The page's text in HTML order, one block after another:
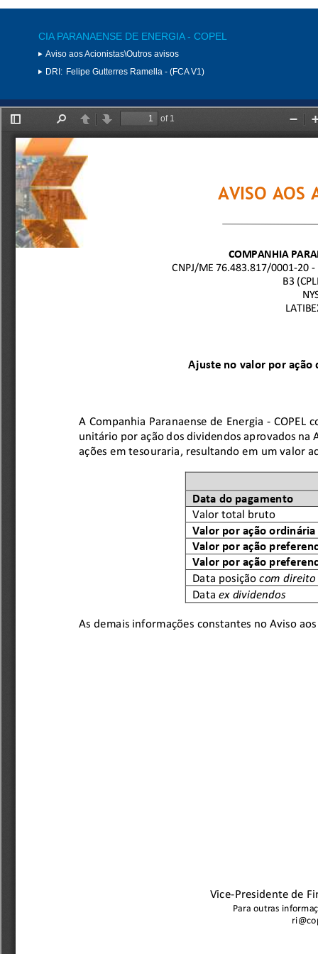
CIA PARANAENSE DE ENERGIA - COPEL
Aviso aos Acionistas\Outros avisos
DRI: Felipe Gutterres Ramella - (FCA V1)